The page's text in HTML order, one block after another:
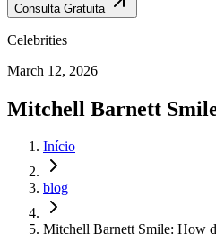
Consulta Gratuita
Celebrities
March 12, 2026
Mitchell Barnett
Início
blog
Mitchell Barnett Smile: How